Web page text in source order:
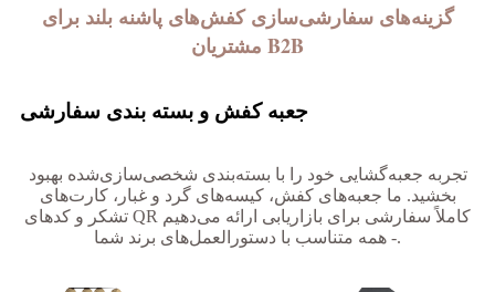
گزینه‌های سفارشی‌سازی کفش‌های پاشنه بلند برای
مشتریان B2B
جعبه کفش و بسته بندی سفارشی
تجربه جعبه‌گشایی خود را با بسته‌بندی شخصی‌سازی‌شده بهبود
بخشید. ما جعبه‌های کفش، کیسه‌های گرد و غبار، کارت‌های
تشکر و کدهای QR کاملاً سفارشی برای بازاریابی ارائه می‌دهیم
- همه متناسب با دستورالعمل‌های برند شما.